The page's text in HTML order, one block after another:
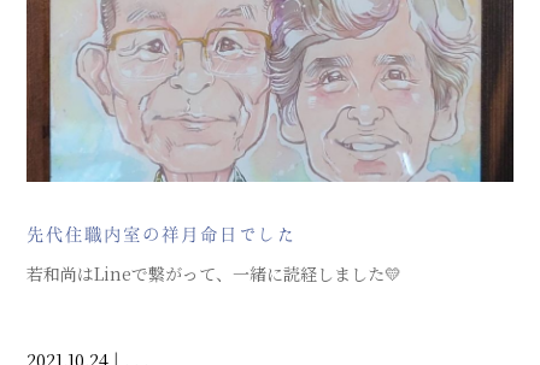
先代住職内室の祥月命日でした
2021.10.24 | , , ,
若和尚はLineで繋がって、一緒に読経しました💛